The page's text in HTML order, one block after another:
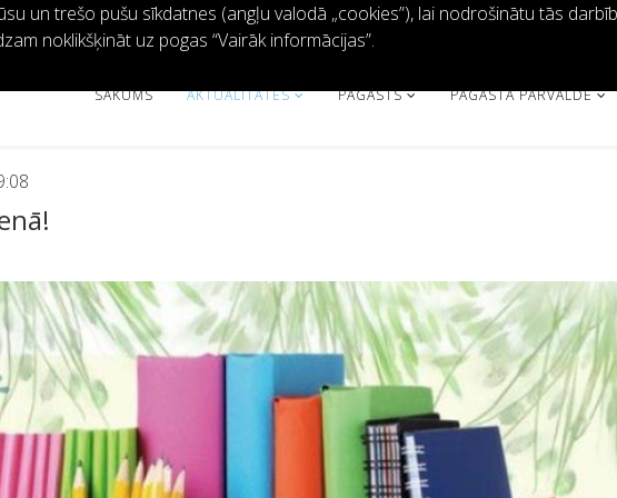
SĀKUMS AKTUALITĀTES PAGASTS PAGASTA PĀRVALDE
un trešo pušu sīkdatnes (angļu valodā „cookies”), lai nodrošinātu tās
noklikšķināt uz pogas “Vairāk informācijas”.